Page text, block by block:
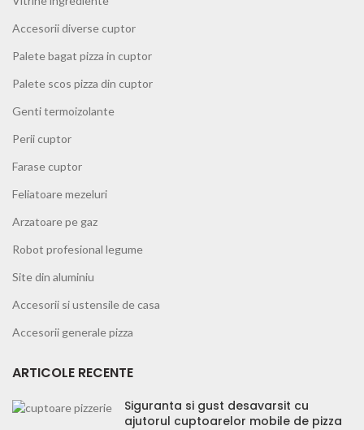
Accesorii diverse cuptor
Palete bagat pizza in cuptor
Palete scos pizza din cuptor
Genti termoizolante
Perii cuptor
Farase cuptor
Feliatoare mezeluri
Arzatoare pe gaz
Robot profesional legume
Site din aluminiu
Accesorii si ustensile de casa
Accesorii generale pizza
ARTICOLE RECENTE
Siguranta si gust desavarsit cu
ajutorul cuptoarelor mobile de pizza